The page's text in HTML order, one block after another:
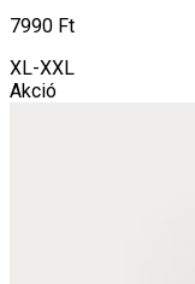
7990 Ft
XL-XXL
Akció